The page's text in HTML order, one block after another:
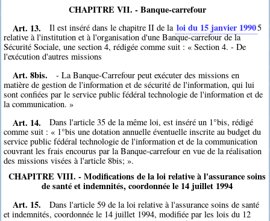
CHAPITRE VII. - Banque-carrefour
Art. 13.
Il est inséré dans le chapitre II de la loi du 15 janvier 19905
relative à l'institution et à l'organisation d'une Banque-carrefour de la
Sécurité Sociale, une section 4, rédigée comme suit : « Section 4. - De
l'exécution d'autres missions
Art. 8bis.
- La Banque-Carrefour peut exécuter des missions en
matière de gestion de l'information et de sécurité de l'information, qui lui
sont confiées par le service public fédéral technologie de l'information et de
la communication. »
Art. 14.
Dans l'article 35 de la même loi, est inséré un 1°bis, rédigé
comme suit : « 1°bis une dotation annuelle éventuelle inscrite au budget du
service public fédéral technologie de l'information et de la communication
couvrant les frais encourus par la Banque-carrefour en vue de la réalisation
des missions visées à l'article 8bis; ».
CHAPITRE VIII. - Modifications de la loi relative à l'assurance soins
de santé et indemnités, coordonnée le 14 juillet 1994
Art. 15.
Dans l'article 59 de la loi relative à l'assurance soins de santé
et indemnités, coordonnée le 14 juillet 1994, modifiée par les lois du 12